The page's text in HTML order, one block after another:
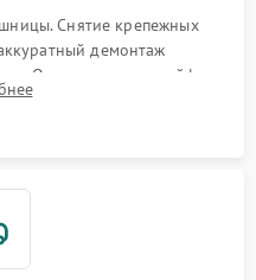
Снятие крепежных
демонтаж
Отсоединение шлейфов
силовым платам, катушкам